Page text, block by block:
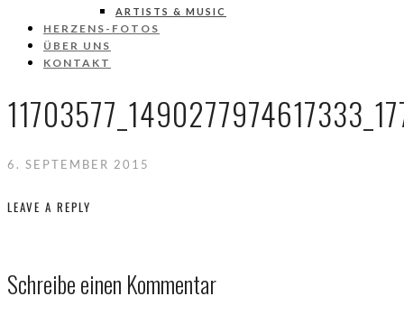
ARTISTS & MUSIC
HERZENS-FOTOS
ÜBER UNS
KONTAKT
6. SEPTEMBER 2015
LEAVE A REPLY
Schreibe einen Kommentar